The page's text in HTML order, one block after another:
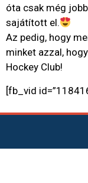
óta csak még
sajátított el.
Az pedig, hogy
minket azzal,
Hockey Club!
[fb_vid